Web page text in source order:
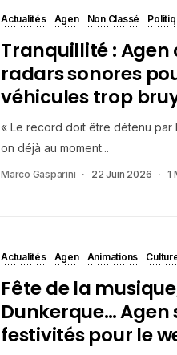
Actualités Agen Non Classé
Tranquillité :
radars sonores
véhicules trop
« Le record doit être détenu par
on déjà au moment...
Marco Gasparini 22 Juin 2026 1
Actualités Agen Animations
Fête de la
Dunkerque… Agen
festivités pour le